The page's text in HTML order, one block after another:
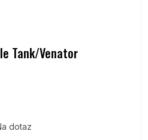
Tank/Venator
dotaz